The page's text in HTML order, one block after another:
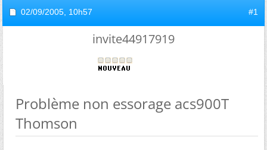
02/09/2005, 10h57 #1
invite44917919
Problème non essorage acs900T
Thomson